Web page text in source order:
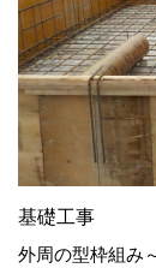
基礎工事
外周の型枠組み